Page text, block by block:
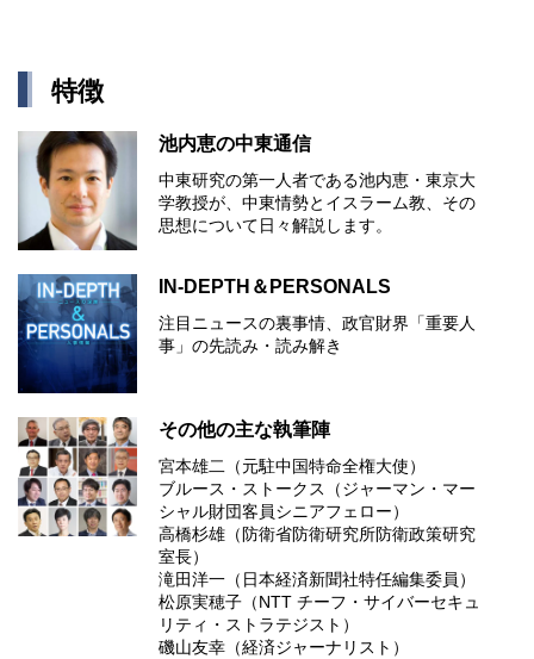
特徴
池内恵の中東通信
中東研究の第⼀⼈者である池内恵・東京⼤
学教授が、中東情勢とイスラーム教、その
思想について⽇々解説します。
IN-DEPTH＆PERSONALS
注目ニュースの裏事情、政官財界「重要人
事」の先読み・読み解き
その他の主な執筆陣
宮本雄二（元駐中国特命全権大使）
ブルース・ストークス（ジャーマン・マー
シャル財団客員シニアフェロー）
高橋杉雄（防衛省防衛研究所防衛政策研究
室長）
滝田洋一（日本経済新聞社特任編集委員）
松原実穂子（NTT チーフ・サイバーセキュ
リティ・ストラテジスト）
磯山友幸（経済ジャーナリスト）